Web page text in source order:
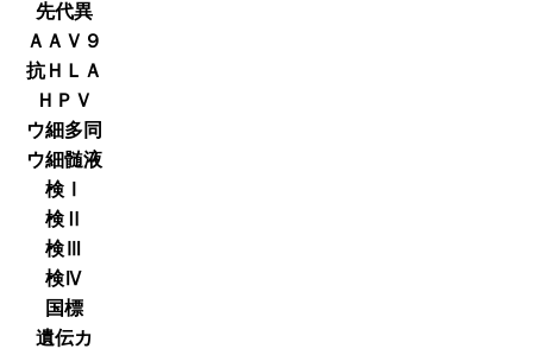
先代異
ＡＡＶ９
抗ＨＬＡ
ＨＰＶ
ウ細多同
ウ細髄液
検Ⅰ
検Ⅱ
検Ⅲ
検Ⅳ
国標
遺伝カ